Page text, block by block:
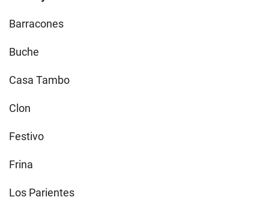
Barracones
Buche
Casa Tambo
Clon
Festivo
Frina
Los Parientes